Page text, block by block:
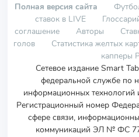
Полная версия сайта
ставок в LIVE
соглашение
Авторы
голов
Статистика желтых
капперы
Сетевое издание Smart
федеральной службе по
информационных
Регистрационный номер
сфере связи,
коммуникаций ЭЛ № ФС